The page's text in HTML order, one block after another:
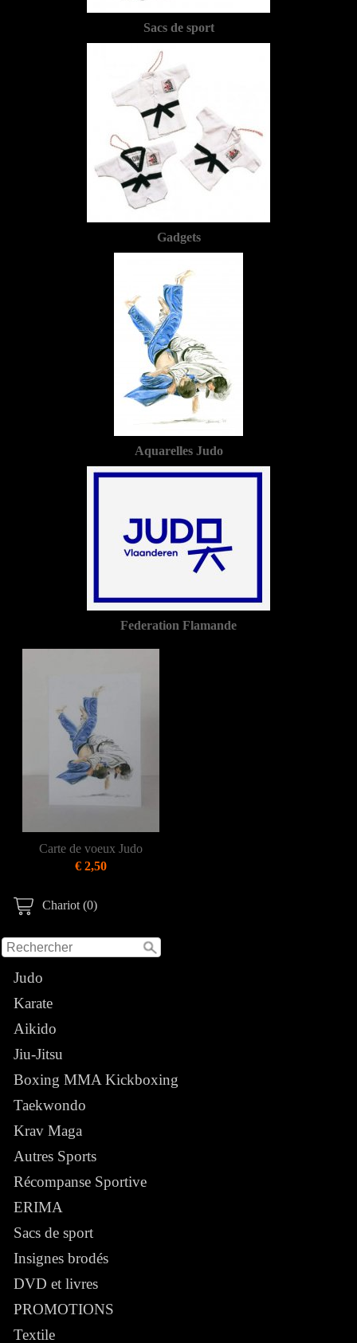
Chariot (0)
Judo
Karate
Aikido
Jiu-Jitsu
Boxing MMA Kickboxing
Taekwondo
Krav Maga
Autres Sports
Récompanse Sportive
ERIMA
Sacs de sport
Insignes brodés
DVD et livres
PROMOTIONS
Textile
Sacs de sport
Gadgets
Aquarelles Judo
Federation Flamande
Carte de voeux Judo
€ 2,50